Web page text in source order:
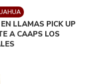
LLAMAS PICK UP
A CAAPS LOS